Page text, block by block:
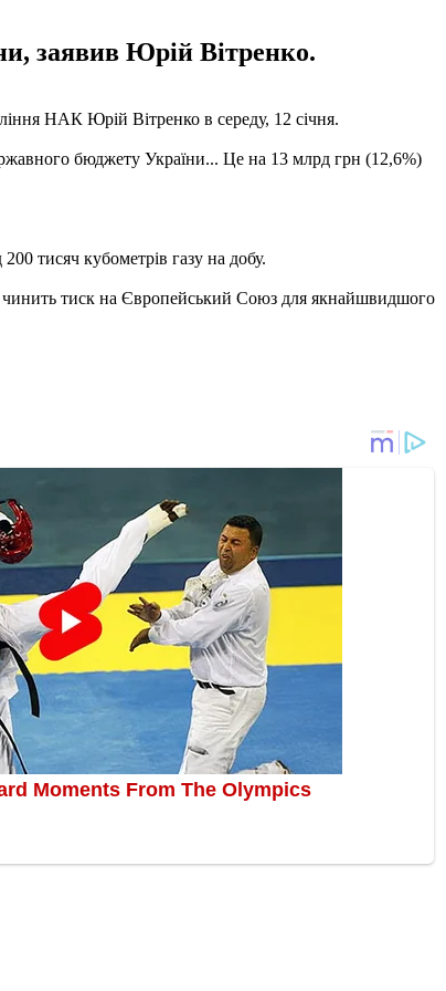
заявив Юрій Вітренко.
НАК Юрій Вітренко в середу, 12 січня.
бюджету України... Це на 13 млрд грн (12,6%)
тисяч кубометрів газу на добу.
чинить тиск на Європейський Союз для якнайшвидшого